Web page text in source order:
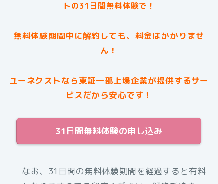
トの31日間無料体験で！
無料体験期間中に解約しても、料金はかかりませ
ん！
ユーネクストなら東証一部上場企業が提供するサー
ビスだから安心です！
31日間無料体験の申し込み
なお、31日間の無料体験期間を経過すると有料